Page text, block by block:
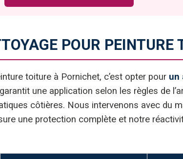
POUR PEINTURE
toiture à Pornichet, c’est opter pour un
une application selon les règles de
côtières. Nous intervenons avec du
une protection complète et notre